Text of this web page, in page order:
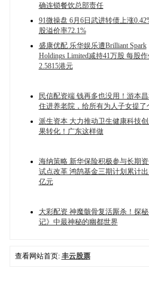
确连锁餐饮总部责任
91微操盘 6月6日武进转债上涨
股溢价率72.1%
盛康优配 乐华娱乐遭Brilliant Spark
Holdings Limited减持41万股 每股
2.5815港元
民信配资端 钱再多也没用！游本
住进养老院，给所有为人子女提了
派生资本 大力推动卫生健康科技
果转化！广东这样做
海纳策略 新华保险积极参与长期
试点改革 鸿鹄基金三期计划累计出
亿元
大彩配资 神魔骸骨复活厮杀！探
记》中最神秘的幽都世界
查看网站首页: 丰云股票